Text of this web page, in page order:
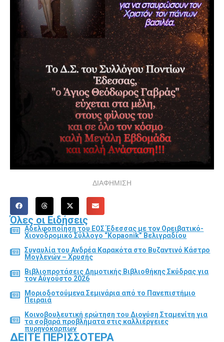
ΔΙΑΦΗΜΙΣΗ
Όλες οι Ειδήσεις
Αδελφοποίηση του ΕΟΣ Έδεσσας με τον Ορειβατικό-
Χιονοδρομικό Σύλλογο “Kopaonik” Βελιγραδίου
Συναυλία του Ανδρέα Καρακότα στο Βυζαντινό Κάστρο
Μογλενών – Χρυσής
Βιβλιοπροτάσεις Δημοτικής Βιβλιοθήκης Σκύδρας για
τον Αύγούστο 2026
Μοριοδοτούμενα Σεμινάρια από το Πανεπιστήμιο
Πειραιά
Κοινοβουλευτική ερώτηση του Διονύση Σταμενίτη για
τα σοβαρά προβλήματα στις καλλιέργειες
πυρηνόκαρπων
ΔΕΊΤΕ ΠΕΡΙΣΣΌΤΕΡΑ